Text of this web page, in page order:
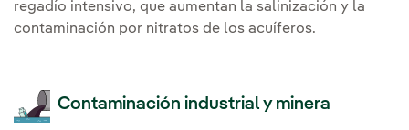
regadío intensivo, que aumentan la salinización y la
contaminación por nitratos de los acuíferos.
Contaminación industrial y minera